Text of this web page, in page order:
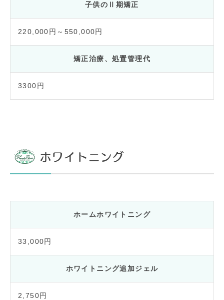
子供のⅡ期矯正
220,000円～550,000円
矯正治療、処置管理代
3300円
ホワイトニング
ホームホワイトニング
33,000円
ホワイトニング追加ジェル
2,750円